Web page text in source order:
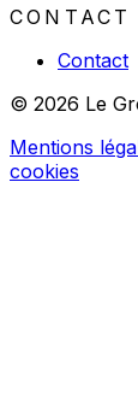
CONTACT
Contact
© 2026 Le
Mentions
cookies